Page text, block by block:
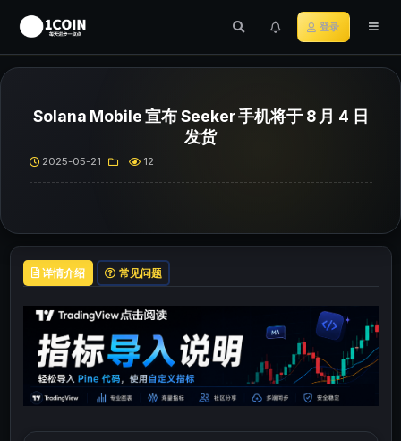
登录
Solana Mobile 宣布 Seeker 手机将于 8 月 4 日
发货
2025-05-21 12
详情介绍 常见问题